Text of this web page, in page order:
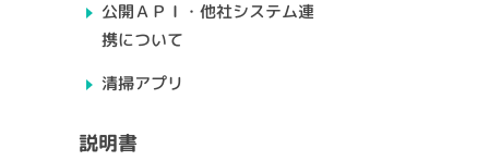
公開ＡＰＩ・他社システム連
携について
清掃アプリ
説明書